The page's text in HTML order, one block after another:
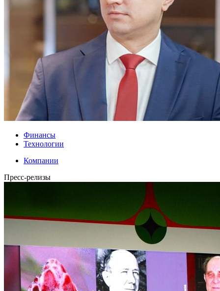
Финансы
Технологии
Компании
Пресс-релизы